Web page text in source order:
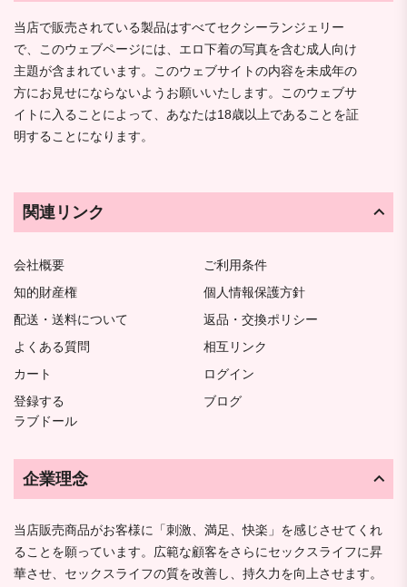
当店で販売されている製品はすべてセクシーランジェリー
で、このウェブページには、エロ下着の写真を含む成人向け
主題が含まれています。このウェブサイトの内容を未成年の
方にお見せにならないようお願いいたします。このウェブサ
イトに入ることによって、あなたは18歳以上であることを証
明することになります。
関連リンク
会社概要
ご利用条件
知的財産権
個人情報保護方針
配送・送料について
返品・交換ポリシー
よくある質問
相互リンク
カート
ログイン
登録する
ブログ
ラブドール
企業理念
当店販売商品がお客様に「刺激、満足、快楽」を感じさせてくれ
ることを願っています。広範な顧客をさらにセックスライフに昇
華させ、セックスライフの質を改善し、持久力を向上させます。